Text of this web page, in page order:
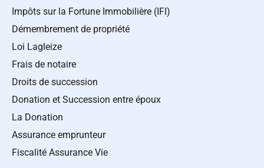
Impôts sur la Fortune Immobilière (IFI)
Démembrement de propriété
Loi Lagleize
Frais de notaire
Droits de succession
Donation et Succession entre époux
La Donation
Assurance emprunteur
Fiscalité Assurance Vie